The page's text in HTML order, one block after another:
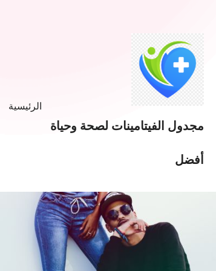
مجدول الفيتامينات لصحة وحياة
أفضل
الرئيسية